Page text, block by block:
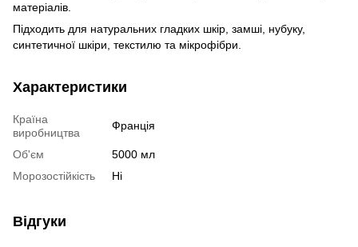
матеріалів.
Підходить для натуральних гладких шкір, замші, нубуку,
синтетичної шкіри, текстилю та мікрофібри.
Характеристики
Країна
виробництва
Франція
Об'єм
5000 мл
Морозостійкість
Ні
Відгуки